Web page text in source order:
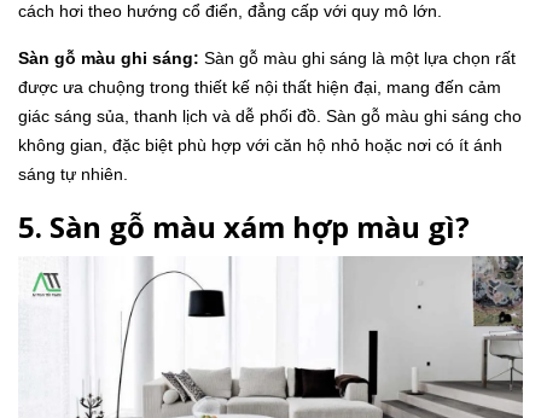
cách hơi theo hướng cổ điển, đẳng cấp với quy mô lớn.
Sàn gỗ màu ghi sáng: Sàn gỗ màu ghi sáng là một lựa chọn rất
được ưa chuộng trong thiết kế nội thất hiện đại, mang đến cảm
giác sáng sủa, thanh lịch và dễ phối đồ. Sàn gỗ màu ghi sáng cho
không gian, đặc biệt phù hợp với căn hộ nhỏ hoặc nơi có ít ánh
sáng tự nhiên.
5. Sàn gỗ màu xám hợp màu gì?